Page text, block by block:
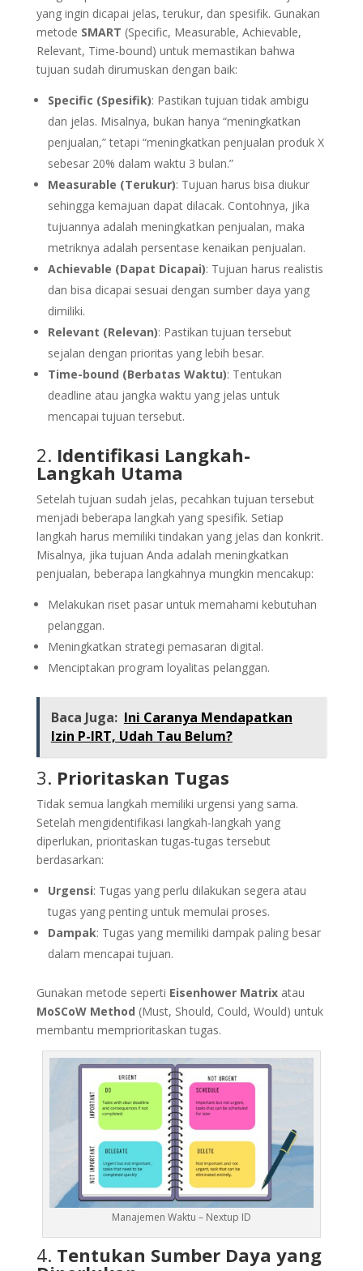
yang ingin dicapai jelas, terukur, dan spesifik. Gunakan
metode SMART (Specific, Measurable, Achievable,
Relevant, Time-bound) untuk memastikan bahwa
tujuan sudah dirumuskan dengan baik:
Specific (Spesifik): Pastikan tujuan tidak ambigu
dan jelas. Misalnya, bukan hanya “meningkatkan
penjualan,” tetapi “meningkatkan penjualan produk X
sebesar 20% dalam waktu 3 bulan.”
Measurable (Terukur): Tujuan harus bisa diukur
sehingga kemajuan dapat dilacak. Contohnya, jika
tujuannya adalah meningkatkan penjualan, maka
metriknya adalah persentase kenaikan penjualan.
Achievable (Dapat Dicapai): Tujuan harus realistis
dan bisa dicapai sesuai dengan sumber daya yang
dimiliki.
Relevant (Relevan): Pastikan tujuan tersebut
sejalan dengan prioritas yang lebih besar.
Time-bound (Berbatas Waktu): Tentukan
deadline atau jangka waktu yang jelas untuk
mencapai tujuan tersebut.
2. Identifikasi Langkah-
Langkah Utama
Setelah tujuan sudah jelas, pecahkan tujuan tersebut
menjadi beberapa langkah yang spesifik. Setiap
langkah harus memiliki tindakan yang jelas dan konkrit.
Misalnya, jika tujuan Anda adalah meningkatkan
penjualan, beberapa langkahnya mungkin mencakup:
Melakukan riset pasar untuk memahami kebutuhan
pelanggan.
Meningkatkan strategi pemasaran digital.
Menciptakan program loyalitas pelanggan.
Baca Juga: Ini Caranya Mendapatkan
Izin P-IRT, Udah Tau Belum?
3. Prioritaskan Tugas
Tidak semua langkah memiliki urgensi yang sama.
Setelah mengidentifikasi langkah-langkah yang
diperlukan, prioritaskan tugas-tugas tersebut
berdasarkan:
Urgensi: Tugas yang perlu dilakukan segera atau
tugas yang penting untuk memulai proses.
Dampak: Tugas yang memiliki dampak paling besar
dalam mencapai tujuan.
Gunakan metode seperti Eisenhower Matrixatau
MoSCoW Method (Must, Should, Could, Would) untuk
membantu memprioritaskan tugas.
Manajemen Waktu – Nextup ID
4. Tentukan Sumber Daya yang